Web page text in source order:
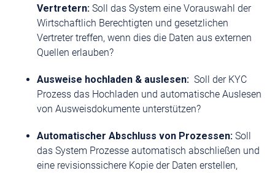
Vertretern: Soll das System eine Vorauswahl der
Wirtschaftlich Berechtigten und gesetzlichen
Vertreter treffen, wenn dies die Daten aus externen
Quellen erlauben?
Ausweise hochladen & auslesen: Soll der KYC
Prozess das Hochladen und automatische Auslesen
von Ausweisdokumente unterstützen?
Automatischer Abschluss von Prozessen: Soll
das System Prozesse automatisch abschließen und
eine revisionssichere Kopie der Daten erstellen,